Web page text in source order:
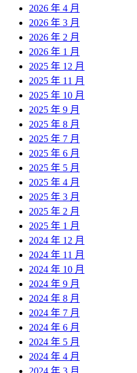
2026 年 4 月
2026 年 3 月
2026 年 2 月
2026 年 1 月
2025 年 12 月
2025 年 11 月
2025 年 10 月
2025 年 9 月
2025 年 8 月
2025 年 7 月
2025 年 6 月
2025 年 5 月
2025 年 4 月
2025 年 3 月
2025 年 2 月
2025 年 1 月
2024 年 12 月
2024 年 11 月
2024 年 10 月
2024 年 9 月
2024 年 8 月
2024 年 7 月
2024 年 6 月
2024 年 5 月
2024 年 4 月
2024 年 3 月